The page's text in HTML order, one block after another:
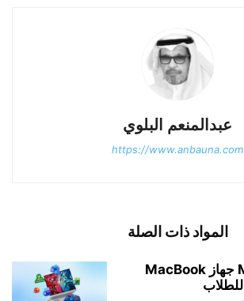
عبدالمنعم البلوي
https://www.anbauna.com
المواد ذات الصلة
تعارض Microsoft جهاز MacBook